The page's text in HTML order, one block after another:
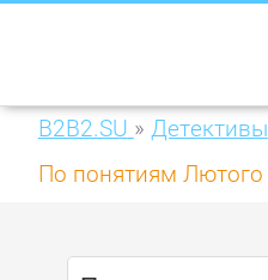
B2B2.SU » Детективы
По понятиям Лютого